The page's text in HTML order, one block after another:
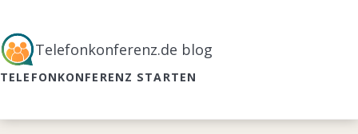
Telefonkonferenz.de blog
TELEFONKONFERENZ STARTEN